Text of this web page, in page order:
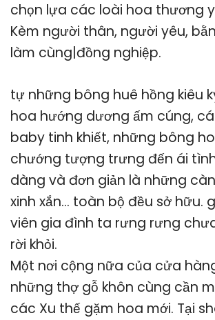
chọn lựa các loài hoa thương
Kèm người thân, người yêu,
làm cùng|đồng nghiệp.
tự những bông huê hồng kiêu
hoa hướng dương ấm cúng,
baby tinh khiết, những bông
chướng tượng trưng đến ái
dàng và đơn giản là những
xinh xắn… toàn bộ đều sở hữu.
viên gia đình ta rưng rưng
rời khỏi.
Một nơi cộng nữa của cửa
những thợ gỗ khôn cùng cần
các Xu thế gặm hoa mới. Tại